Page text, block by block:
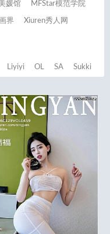
媛馆 MFStar模范学院
界 Xiuren秀人网
Liyiyi OL SA Sukki